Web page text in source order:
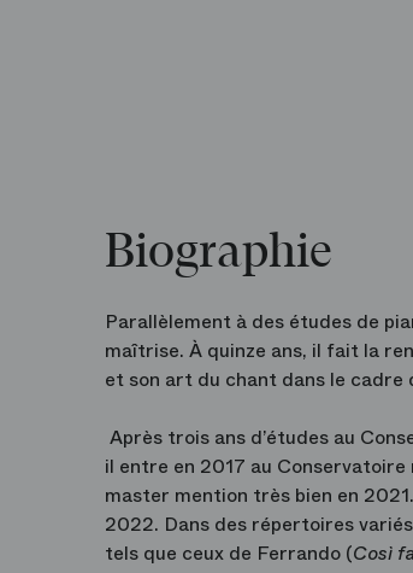
Biographie
Parallèlement à des études de
maîtrise. À quinze ans, il fait la
et son art du chant dans le cadre
Après trois ans d’études au
il entre en 2017 au
master mention très bien en
2022. Dans des répertoires
tels que ceux de Ferrando (Così